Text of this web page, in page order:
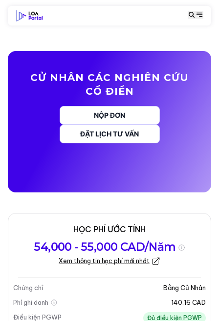
CỬ NHÂN CÁC NGHIÊN CỨU
CỔ ĐIỂN
NỘP ĐƠN
ĐẶT LỊCH TƯ VẤN
chương trình
Học
Kỳ nhập học
Cập nhật lần cuối vào 05-01-2026
Tổng quan về chương trình
Tổng Quan Chương Trình
HỌC PHÍ ƯỚC TÍNH
54,000 - 55,000 CAD/Năm
Xem thông tin học phí mới nhất
Chứng chỉ
Bằng Cử Nhân
Phí ghi danh
140.16 CAD
Điều kiện PGWP
Đủ điều kiện PGWP